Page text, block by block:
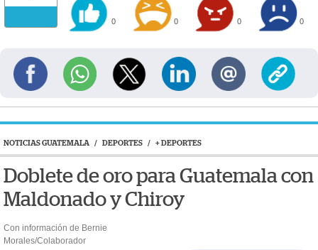
0 0 0 0
NOTICIAS GUATEMALA / DEPORTES / + DEPORTES
Doblete de oro para Guatemala con
Maldonado y Chiroy
Con información de Bernie
Morales/Colaborador